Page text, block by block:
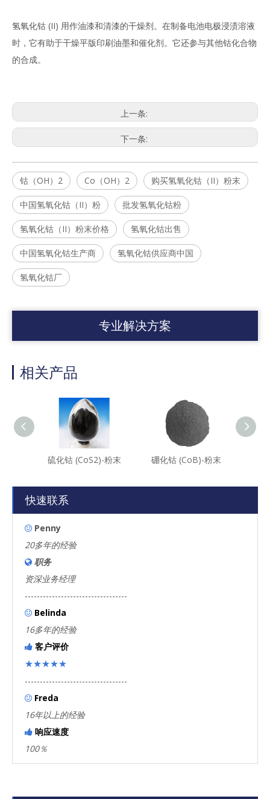
氢氧化钴 (II) 用作油漆和清漆的干燥剂。在制备电池电极浸渍溶液
时，它有助于干燥平版印刷油墨和催化剂。它还参与其他钴化合物
的合成。
上一条:
下一条:
钴（OH）2 Co（OH）2 购买氢氧化钴（II）粉末
中国氢氧化钴（II）粉 批发氢氧化钴粉
氢氧化钴（II）粉末价格 氢氧化钴出售
中国氢氧化钴生产商 氢氧化钴供应商中国
氢氧化钴厂
专业解决方案
相关产品
硫化钴 (CoS2)-粉末 硼化钴 (CoB)-粉末
快速联系
 Penny
20多年的经验
 职务
资深业务经理
----------------------------------
 Belinda
16多年的经验
 客户评价
★★★★★
----------------------------------
 Freda
16年以上的经验
 响应速度
100％